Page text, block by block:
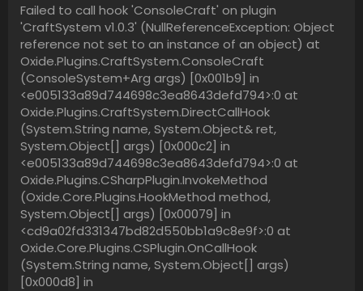
Failed to call hook 'ConsoleCraft' on plugin
'CraftSystem v1.0.3' (NullReferenceException: Object
reference not set to an instance of an object) at
Oxide.Plugins.CraftSystem.ConsoleCraft
(ConsoleSystem+Arg args) [0x001b9] in
<e005133a89d744698c3ea8643defd794>:0 at
Oxide.Plugins.CraftSystem.DirectCallHook
(System.String name, System.Object& ret,
System.Object[] args) [0x000c2] in
<e005133a89d744698c3ea8643defd794>:0 at
Oxide.Plugins.CSharpPlugin.InvokeMethod
(Oxide.Core.Plugins.HookMethod method,
System.Object[] args) [0x00079] in
<cd9a02fd331347bd82d550bb1a9c8e9f>:0 at
Oxide.Core.Plugins.CSPlugin.OnCallHook
(System.String name, System.Object[] args)
[0x000d8] in